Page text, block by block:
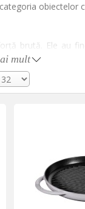
obiectelor
brută. Ele au
din fontă de
de a dezvolta o
îmbunătățind
sunt capabile
De la
tigăi grill
mult